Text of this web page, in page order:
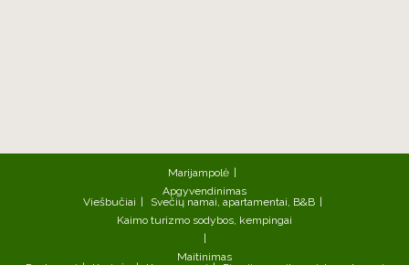
Marijampolė
Apgyvendinimas
Viešbučiai
Svečių namai, apartamentai, B&B
Kaimo turizmo sodybos, kempingai
Maitinimas